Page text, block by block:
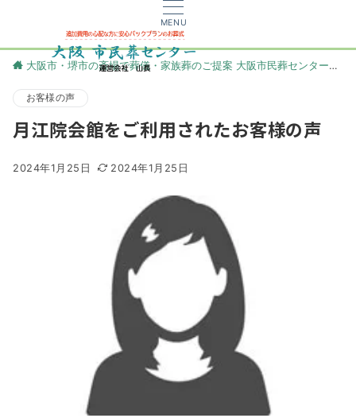
MENU
大阪市・堺市の斎場で葬儀・家族葬のご提案 大阪市民葬センター
お客様の声
月江院会館をご利用されたお客様の声
2024年1月25日 2024年1月25日